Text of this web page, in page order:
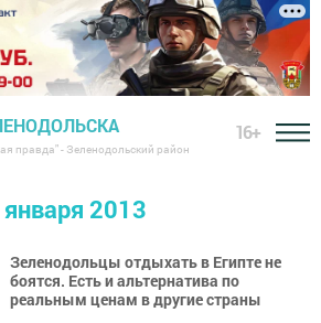
правда" - Зеленодольский район
16+
2013
Зеленодольцы отдыхать в Египте не
боятся. Есть и альтернатива по
реальным ценам в другие страны